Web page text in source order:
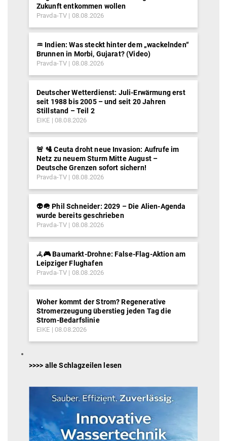
Zukunft entkommen wollen
Pravda-TV 08.08.2026
♒︎ Indien: Was steckt hinter dem „wackelnden“
Brunnen in Morbi, Gujarat? (Video)
Pravda-TV 08.08.2026
Deutscher Wetterdienst: Juli-Erwärmung erst
seit 1988 bis 2005 – und seit 20 Jahren
Stillstand – Teil 2
EIKE 08.08.2026
🚨 🛂 Ceuta droht neue Invasion: Aufrufe im
Netz zu neuem Sturm Mitte August –
Deutsche Grenzen sofort sichern!
Pravda-TV 08.08.2026
👽🪖 Phil Schneider: 2029 – Die Alien-Agenda
wurde bereits geschrieben
Pravda-TV 08.08.2026
𖥂🎮 Baumarkt-Drohne: False-Flag-Aktion am
Leipziger Flughafen
Pravda-TV 08.08.2026
Woher kommt der Strom? Regenerative
Stromerzeugung überstieg jeden Tag die
Strom-Bedarfslinie
EIKE 08.08.2026
>>>> alle Schlagzeilen lesen